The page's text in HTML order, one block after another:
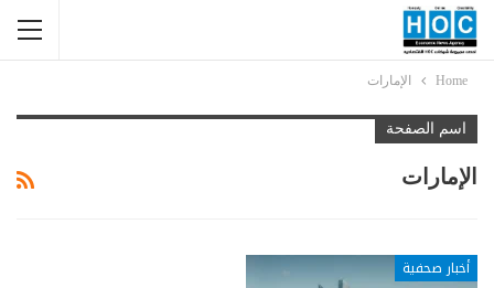
Home الإمارات
اسم الصفحة
الإمارات
أخبار صحفية